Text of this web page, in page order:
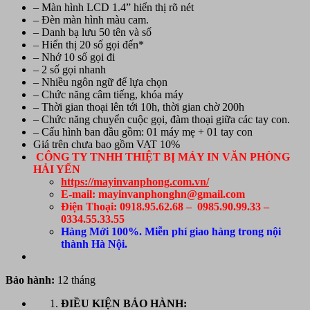
– Màn hình LCD 1.4” hiển thị rõ nét
– Đèn màn hình màu cam.
– Danh bạ lưu 50 tên và số
– Hiển thị 20 số gọi đến*
– Nhớ 10 số gọi đi
– 2 số gọi nhanh
– Nhiều ngôn ngữ để lựa chọn
– Chức năng câm tiếng, khóa máy
– Thời gian thoại lên tới 10h, thời gian chờ 200h
– Chức năng chuyển cuộc gọi, đàm thoại giữa các tay con.
– Cấu hình ban đầu gồm: 01 máy mẹ + 01 tay con
Giá trên chưa bao gồm VAT 10%
CÔNG TY TNHH THIỆT BỊ MÁY IN VĂN PHÒNG
HẢI YẾN
https://mayinvanphong.com.vn/
E-mail: mayinvanphonghn@gmail.com
Điện Thoại: 0918.95.62.68 – 0985.90.99.33 –
0334.55.33.55
Hàng Mới 100%. Miễn phí giao hàng trong nội
thành Hà Nội.
Bảo hành: 12 tháng
ĐIỀU KIỆN BẢO HÀNH: